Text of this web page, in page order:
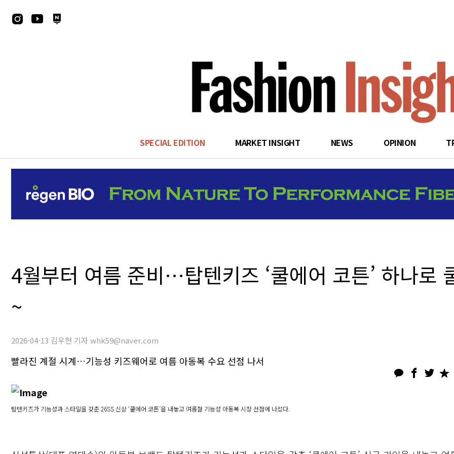
search
SPECIAL EDITION MARKET INSIGHT NEWS OPINION
4월부터 여름 준비…탑텐키즈 ‘쿨에어 코튼’ 하나로
~
2026-04-13 김우현 기자 whk59@naver.com
빨라진 계절 시계…기능성 키즈웨어로 여름 아동복 수요 선점 나서
탑텐키즈가 기능성과 스타일을 갖춘 26SS 신상 ‘쿨에어 코튼’을 내놓고 여름철 기능성 아동복 시장 선점에 나섰다.